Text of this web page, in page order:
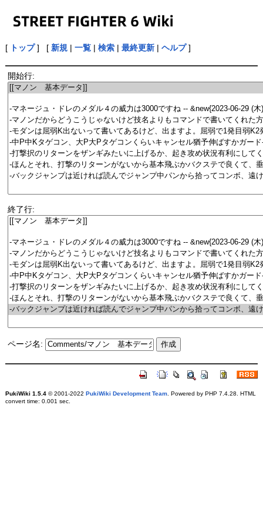
[ トップ] [ 新規| 一覧| 検索| 最終更新| ヘルプ]
開始行:
終了行:
ページ名:
PukiWiki 1.5.4© 2001-2022 PukiWiki Development Team. Powered by PHP 7.4.28. HTML
convert time: 0.001 sec.